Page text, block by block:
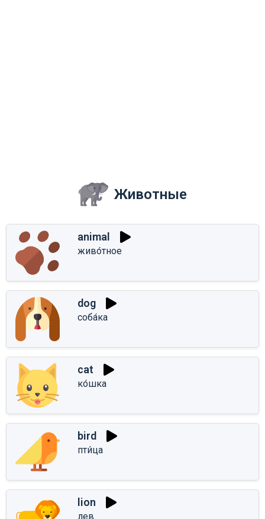
Животные
animal
живо́тное
dog
соба́ка
cat
ко́шка
bird
пти́ца
lion
лев